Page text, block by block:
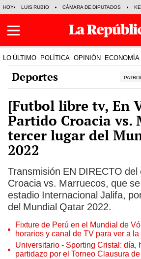
HOY LUIS RUBIO CÁMARA DE DIPUTADOS
LO ÚLTIMO POLÍTICA OPINIÓN ECONOMÍA
Deportes
[Futbol libre tv, En
Partido Croacia vs.
tercer lugar del
2022
Transmisión EN DIRECTO
Croacia vs. Marruecos, que
estadio Internacional Jalifa,
del Mundial Qatar 2022.
Fixture de Perú en el Mundial de
horarios y canal de TV para ver a
torneo
Universitario - Sporting Cristal: día,
partidazo por el Torneo Clausura